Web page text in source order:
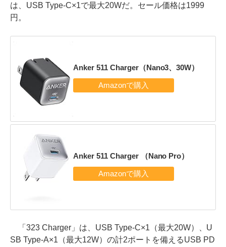
は、USB Type-C×1で最大20Wだ。セール価格は1999
円。
Anker 511 Charger（Nano3、30W）
Anker 511 Charger （Nano Pro）
「323 Charger」は、USB Type-C×1（最大20W）、U
SB Type-A×1（最大12W）の計2ポートを備えるUSB PD